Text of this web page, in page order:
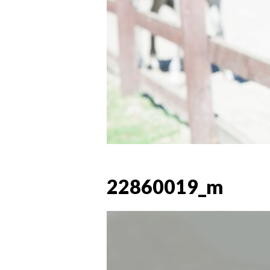
22860019_m